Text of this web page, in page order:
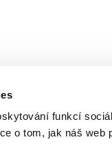
funkcí
o tom, jak náš